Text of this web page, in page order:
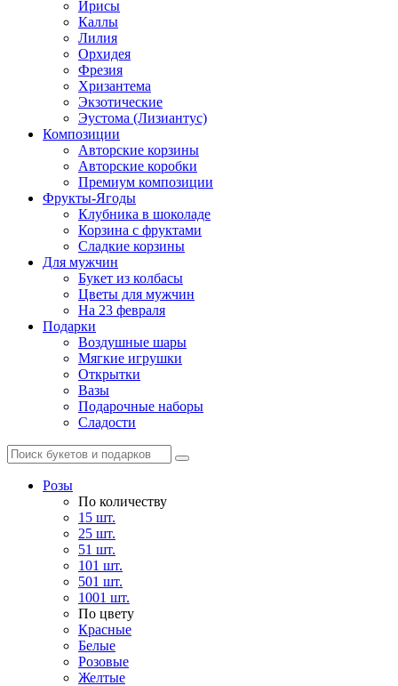
Ирисы
Каллы
Лилия
Орхидея
Фрезия
Хризантема
Экзотические
Эустома (Лизиантус)
Композиции
Авторские корзины
Авторские коробки
Премиум композиции
Фрукты-Ягоды
Клубника в шоколаде
Корзина с фруктами
Сладкие корзины
Для мужчин
Букет из колбасы
Цветы для мужчин
На 23 февраля
Подарки
Воздушные шары
Мягкие игрушки
Открытки
Вазы
Подарочные наборы
Сладости
Розы
По количеству
15 шт.
25 шт.
51 шт.
101 шт.
501 шт.
1001 шт.
По цвету
Красные
Белые
Розовые
Желтые